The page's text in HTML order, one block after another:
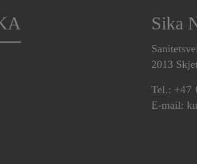
Sika
2013
Tel.: +47
E-mail: